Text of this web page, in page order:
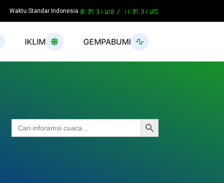
Waktu Standar Indonesia 18:37:32 WIB / 11:37:32 UTC
IKLIM GEMPABUMI
Search
for:
Search Button